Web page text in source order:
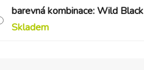
barevná kombinace: Wild Black
Skladem